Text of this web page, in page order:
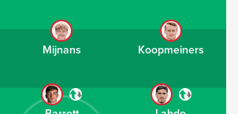
Mijnans Koopmeiners